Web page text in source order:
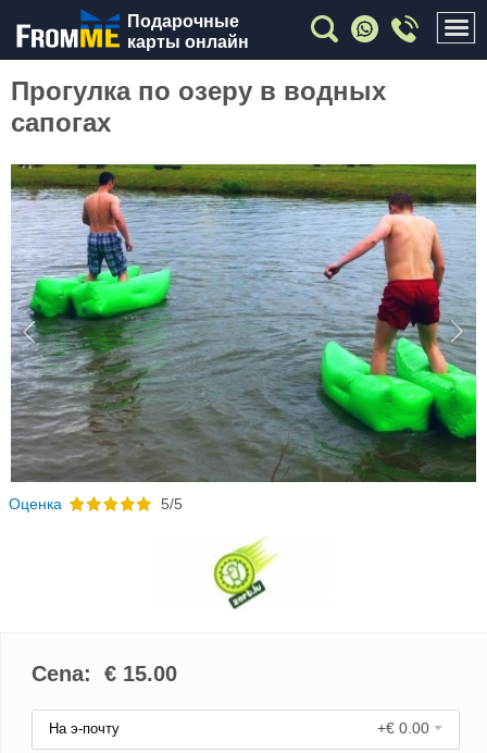
Подарочные
карты онлайн
Прогулка по озеру в водных
сапогах
Previous
Oценка 5/5
Cena: € 15.00
На э-почту +€ 0.00